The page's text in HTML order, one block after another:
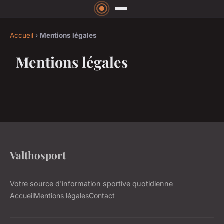
Accueil › Mentions légales
Mentions légales
Valthosport
Votre source d'information sportive quotidienne
AccueilMentions légalesContact